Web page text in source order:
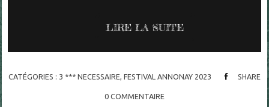
LIRE LA SUITE
CATÉGORIES : 3 *** NECESSAIRE, FESTIVAL ANNONAY 2023 SHARE
0 COMMENTAIRE